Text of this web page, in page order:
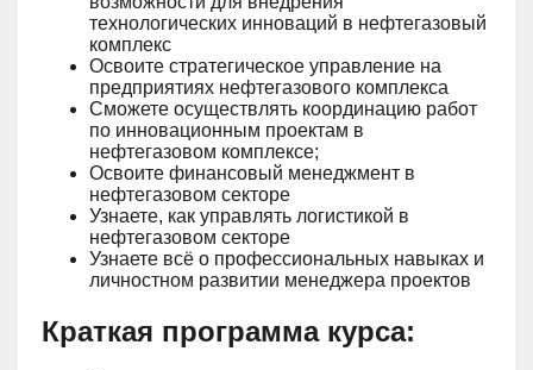
технологических инноваций в нефтегазовый
комплекс
Освоите стратегическое управление на
предприятиях нефтегазового комплекса
Сможете осуществлять координацию работ
по инновационным проектам в
нефтегазовом комплексе;
Освоите финансовый менеджмент в
нефтегазовом секторе
Узнаете, как управлять логистикой в
нефтегазовом секторе
Узнаете всё о профессиональных навыках и
личностном развитии менеджера проектов
Краткая программа курса: